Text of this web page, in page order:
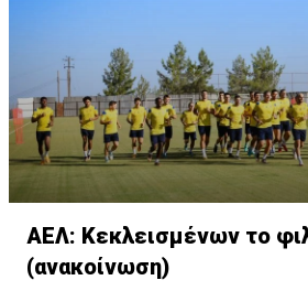
ΑΕΛ: Κεκλεισμένων το
(ανακοίνωση)